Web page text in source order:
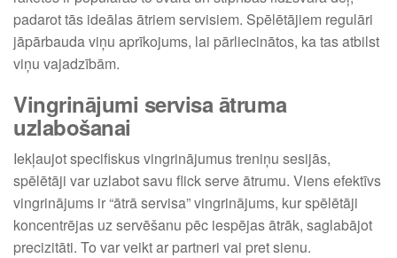
padarot tās ideālas ātriem servisiem. Spēlētājiem regulāri
jāpārbauda viņu aprīkojums, lai pārliecinātos, ka tas atbilst
viņu vajadzībām.
Vingrinājumi servisa ātruma
uzlabošanai
Iekļaujot specifiskus vingrinājumus treniņu sesijās,
spēlētāji var uzlabot savu flick serve ātrumu. Viens efektīvs
vingrinājums ir “ātrā servisa” vingrinājums, kur spēlētāji
koncentrējas uz servēšanu pēc iespējas ātrāk, saglabājot
precizitāti. To var veikt ar partneri vai pret sienu.